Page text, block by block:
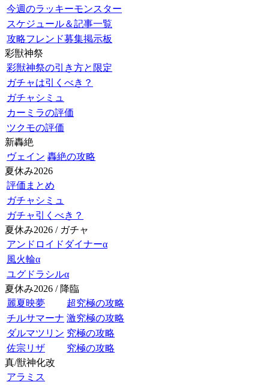
今週のラッキーモンスター
スケジュール＆記事一覧
攻略フレンド募集掲示板
彩獣神祭
彩獣神祭の引き方と限定
ガチャは引くべき？
ガチャシミュ
カーミラの評価
ツクモの評価
新轟絶
ヴェイン 轟絶の攻略
夏休み2026
評価まとめ
ガチャシミュ
ガチャ引くべき？
夏休み2026 / ガチャ
アンドロイドダイナーα
風火輪α
ユグドラシルα
夏休み2026 / 降臨
麗夏映夢
超究極の攻略
チルサマーナ 激究極の攻略
ダルマツリン 究極の攻略
佐宗リザ
究極の攻略
真/獣神化改
アラミス